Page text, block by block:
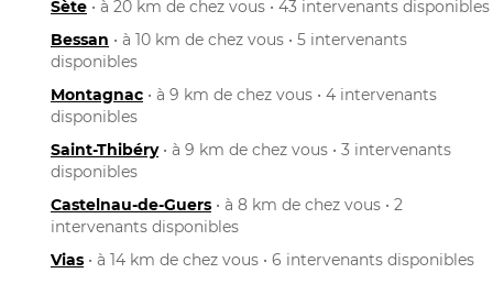
Sète • à 20 km de chez vous • 43 intervenants disponibles
Bessan • à 10 km de chez vous • 5 intervenants
disponibles
Montagnac • à 9 km de chez vous • 4 intervenants
disponibles
Saint-Thibéry• à 9 km de chez vous • 3 intervenants
disponibles
Castelnau-de-Guers • à 8 km de chez vous • 2
intervenants disponibles
Vias • à 14 km de chez vous • 6 intervenants disponibles